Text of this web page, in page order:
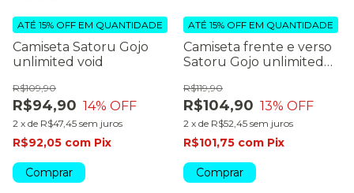
Camiseta Satoru Gojo
unlimited void
R$94,90
R$109,90
14% OFF
2 x de R$47,45 sem juros
ATÉ 15% OFF EM QUANTIDADE
R$92,05 com Pix
Comprar
Camiseta frente e verso
Satoru Gojo unlimited
R$104,90
R$119,90
13% OFF
2 x de R$52,45 sem juros
ATÉ 15% OFF EM QUANTIDADE
R$101,75 com Pix
Comprar